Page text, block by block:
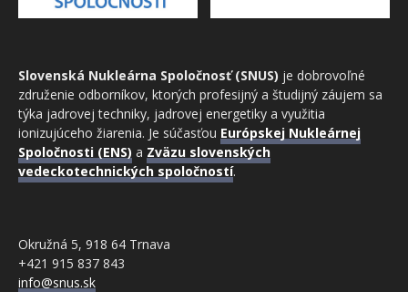
Slovenská Nukleárna Spoločnosť (SNUS) je dobrovoľné
združenie odborníkov, ktorých profesijný a študijný záujem sa
týka jadrovej techniky, jadrovej energetiky a využitia
ionizujúceho žiarenia. Je súčasťou Európskej Nukleárnej
Spoločnosti (ENS) a Zväzu slovenských
vedeckotechnických spoločností.
Okružná 5, 918 64 Trnava
+421 915 837 843
info@snus.sk